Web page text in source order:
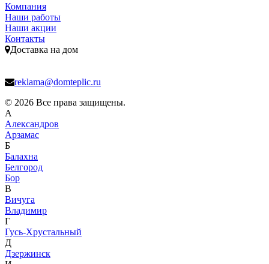
Компания
Наши работы
Наши акции
Контакты
Доставка на дом
reklama@domteplic.ru
© 2026 Все права защищены.
А
Александров
Арзамас
Б
Балахна
Белгород
Бор
В
Вичуга
Владимир
Г
Гусь-Хрустальный
Д
Дзержинск